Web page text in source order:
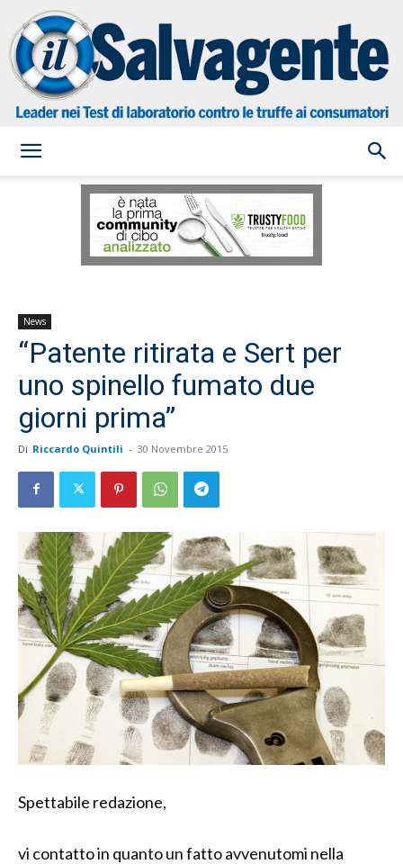
Salvagente
News
“Patente ritirata e Sert per
uno spinello fumato due
giorni prima”
Di Riccardo Quintili - 30 Novembre 2015
Spettabile redazione,
vi contatto in quanto un fatto avvenutomi nella